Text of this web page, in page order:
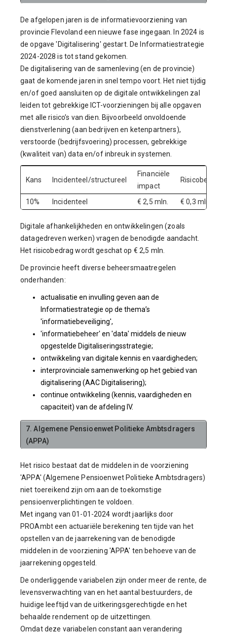
De afgelopen jaren is de informatievoorziening van
provincie Flevoland een nieuwe fase ingegaan. In 2024 is
de opgave 'Digitalisering' gestart. De Informatiestrategie
2024-2028 is tot stand gekomen.
De digitalisering van de samenleving (en de provincie)
gaat de komende jaren in snel tempo voort. Het niet tijdig
en/of goed aansluiten op de digitale ontwikkelingen zal
leiden tot gebrekkige ICT-voorzieningen bij alle opgaven
met alle risico’s van dien. Bijvoorbeeld onvoldoende
dienstverlening (aan bedrijven en ketenpartners),
verstoorde (bedrijfsvoering) processen, gebrekkige
(kwaliteit van) data en/of inbreuk in systemen.
Kans Incidenteel/structureel
Financiële
impact
Risicobedrag
10% Incidenteel € 2,5 mln. € 0,3 mln.
Digitale afhankelijkheden en ontwikkelingen (zoals
datagedreven werken) vragen de benodigde aandacht.
Het risicobedrag wordt geschat op € 2,5 mln.
De provincie heeft diverse beheersmaatregelen
onderhanden:
actualisatie en invulling geven aan de
Informatiestrategie op de thema’s
'informatiebeveiliging',
'informatiebeheer' en 'data' middels de nieuw
opgestelde Digitaliseringsstrategie;
ontwikkeling van digitale kennis en vaardigheden;
interprovinciale samenwerking op het gebied van
digitalisering (AAC Digitalisering);
continue ontwikkeling (kennis, vaardigheden en
capaciteit) van de afdeling IV.
7. Algemene Pensioenwet Politieke Ambtsdragers
(APPA)
Het risico bestaat dat de middelen in de voorziening
'APPA' (Algemene Pensioenwet Politieke Ambtsdragers)
niet toereikend zijn om aan de toekomstige
pensioenverplichtingen te voldoen.
Met ingang van 01-01-2024 wordt jaarlijks door
PROAmbt een actuariële berekening ten tijde van het
opstellen van de jaarrekening van de benodigde
middelen in de voorziening 'APPA' ten behoeve van de
jaarrekening opgesteld.
De onderliggende variabelen zijn onder meer de rente, de
levensverwachting van en het aantal bestuurders, de
huidige leeftijd van de uitkeringsgerechtigde en het
behaalde rendement op de uitzettingen.
Omdat deze variabelen constant aan verandering